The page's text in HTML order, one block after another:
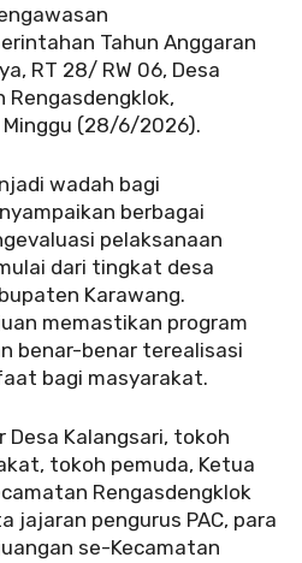
Tahun Anggaran
RT 28/ RW 06, Desa
Rengasdengklok,
(28/6/2026).
wadah bagi
berbagai
pelaksanaan
dari tingkat desa
Karawang.
memastikan program
benar-benar terealisasi
bagi masyarakat.
Kalangsari, tokoh
tokoh pemuda, Ketua
Rengasdengklok
jajaran pengurus PAC, para
se-Kecamatan